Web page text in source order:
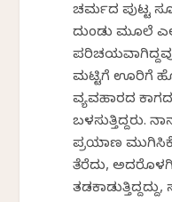
ಚರ್ಮದ ಪುಟ್ಟ
ದುಂಡು ಮೂಲೆ
ಮಟ್ಟಿಗೆ ಊರಿಗೆ
ವ್ಯವಹಾರದ
ಬಳಸುತ್ತಿದ್ದರು.
ಪ್ರಯಾಣ
ತೆರೆದು,